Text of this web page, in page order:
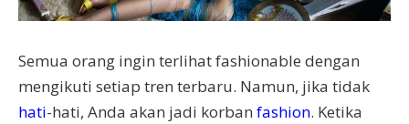
Semua orang ingin terlihat fashionable dengan
mengikuti setiap tren terbaru. Namun, jika tidak
hati-hati, Anda akan jadi korban fashion. Ketika